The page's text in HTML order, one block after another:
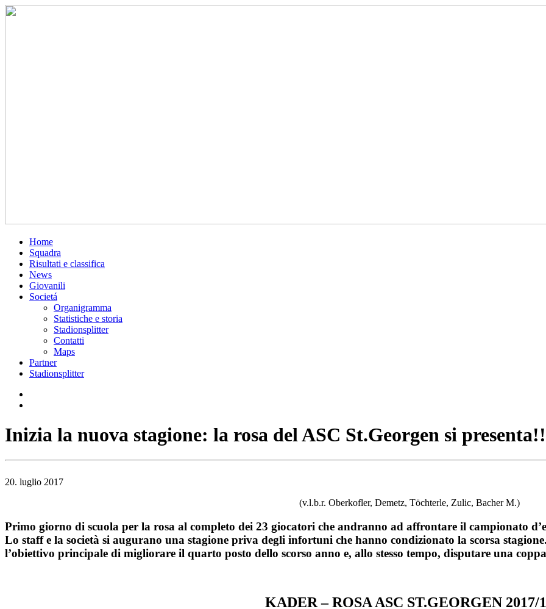
Home
Squadra
Risultati e classifica
News
Giovanili
Societá
Organigramma
Statistiche e storia
Stadionsplitter
Contatti
Maps
Partner
Stadionsplitter
Inizia la nuova stagione: la rosa del ASC St.Georgen si presenta!!
20. luglio 2017
(v.l.b.r. Oberkofler, Demetz, Töchterle, Zulic, Bacher M.)
Primo giorno di scuola per la rosa al completo dei 23 giocatori che andranno ad affrontare il campionato
Lo staff e la società si augurano una stagione priva degli infortuni che hanno condizionato la scorsa
l’obiettivo principale di migliorare il quarto posto dello scorso anno e, allo stesso tempo, disputare una
KADER – ROSA ASC ST.GEORGEN 2017/